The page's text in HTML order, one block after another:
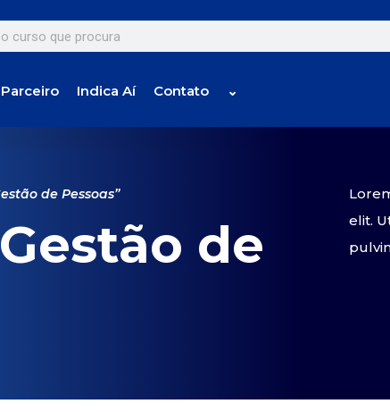
Indica Aí Contato ⌄
de Pessoas”
de
elit.